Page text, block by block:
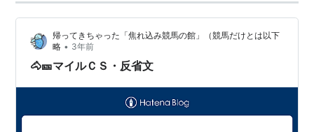
帰ってきちゃった「焦れ込み競馬の館」（競馬だけとは以下
略 • 3年前
🐴🎫マイルＣＳ・反省文